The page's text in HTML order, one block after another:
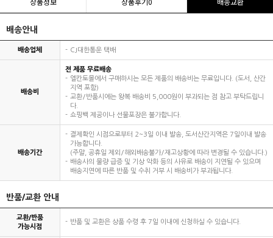
배송안내
배송업체 CJ대한통운 택배
배송비
전 제품 무료배송
엘칸토몰에서 구매하시는 모든 제품의 배송비는 무료입니다. (도서, 산간
지역 포함)
교환/반품시에는 왕복 배송비 5,000원이 부과되는 점 참고 부탁드립니
다.
쇼핑백 제공이나 선물포장은 불가합니다.
배송기간
결제확인 시점으로부터 2~3일 이내 발송, 도서산간지역은 7일이내 발송
가능합니다.
(주말, 공휴일 제외/해외배송불가/재고상황에 따라 변경될 수 있습니다.)
배송사의 물량 급증 및 기상 악화 등의 사유로 배송이 지연될 수 있으며
배송지연에 따른 반품 및 수취 거부 시 배송비가 부과됩니다.
반품/교환 안내
교환/반품
가능시점
반품 및 교환은 상품 수령 후 7일 이내에 신청하실 수 있습니다.